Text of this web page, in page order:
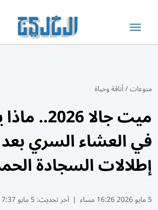
منوعات/أناقة وحياة
ميت جالا
في العشاء السري
إطلالات السجادة
5 مايو 2026 16:26 مساء | آخر تحديث:5 مايو 17:37 2026